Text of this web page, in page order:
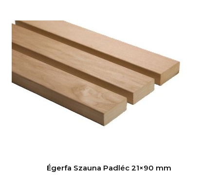
Égerfa Szauna Padléc 21×90 mm